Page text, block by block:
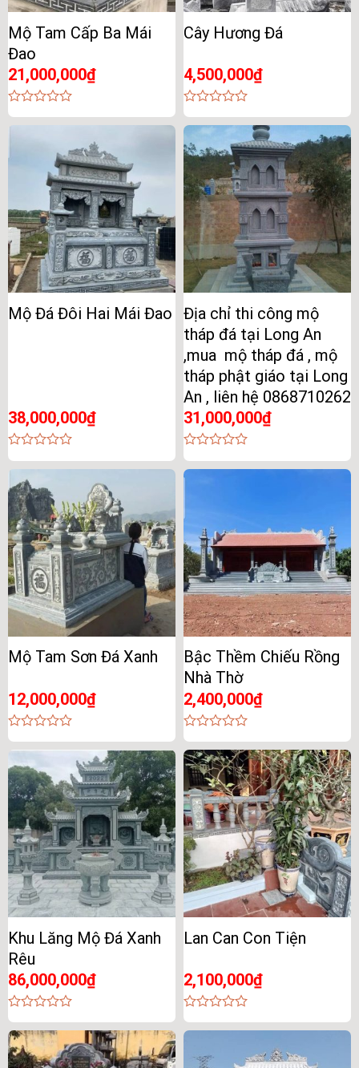
Mộ Tam Cấp Ba Mái
Đao
21,000,000₫
0
out
Cây Hương Đá
4,500,000₫
0
out
of
5
Mộ Đá Đôi Hai Mái Đao
38,000,000₫
0
out
of
5
Địa chỉ thi công mộ
tháp đá tại Long An
,mua mộ tháp đá , mộ
tháp phật giáo tại Long
An , liên hệ 0868710262
31,000,000₫
0
out
Mộ Tam Sơn Đá Xanh
12,000,000₫
0
out
of
5
Bậc Thềm Chiếu Rồng
Nhà Thờ
2,400,000₫
0
out
of
5
Khu Lăng Mộ Đá Xanh
Rêu
86,000,000₫
0
out
of
5
Lan Can Con Tiện
2,100,000₫
0
out